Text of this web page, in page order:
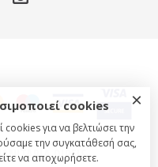
cookies
για να βελτιώσει την
την συγκατάθεσή σας,
να αποχωρήσετε.
×
DIRFIS